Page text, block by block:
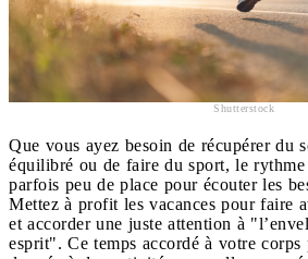
Shutterstock
Que vous ayez besoin de récupérer du
équilibré ou de faire du sport, le
parfois peu de place pour écouter les
Mettez à profit les vacances pour faire
et accorder une juste attention à
esprit". Ce temps accordé à votre corps